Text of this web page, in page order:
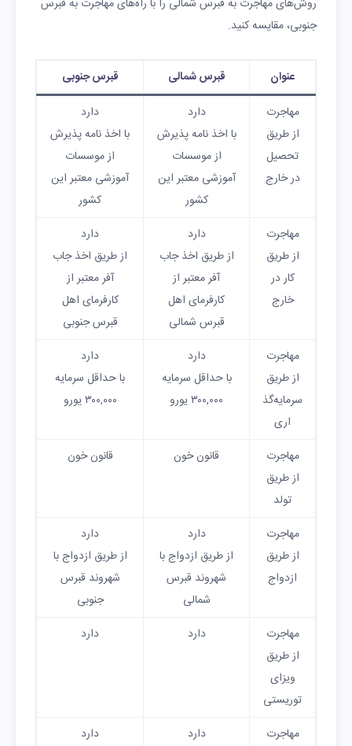
جنوبی، مقایسه کنید.
عنوان قبرس شمالی
قبرس جنوبی
مهاجرت
از طریق
تحصیل
در خارج
دارد
با اخذ نامه پذیرش
از موسسات
آموزشی معتبر این
کشور
دارد
با اخذ نامه پذیرش
از موسسات
آموزشی معتبر این
کشور
مهاجرت
از طریق
کار در
خارج
دارد
از طریق اخذ جاب
آفر معتبر از
کارفرمای اهل
قبرس شمالی
دارد
از طریق اخذ جاب
آفر معتبر از
کارفرمای اهل
قبرس جنوبی
مهاجرت
از طریق
سرمایه‌گذ
اری
دارد
با حداقل سرمایه
۳۰۰,۰۰۰ یورو
دارد
با حداقل سرمایه
۳۰۰,۰۰۰ یورو
مهاجرت
از طریق
تولد
قانون خون قانون خون
مهاجرت
از طریق
ازدواج
دارد
از طریق ازدواج با
شهروند قبرس
شمالی
دارد
از طریق ازدواج با
شهروند قبرس
جنوبی
مهاجرت
از طریق
ویزای
توریستی
دارد دارد
مهاجرت
دارد دارد